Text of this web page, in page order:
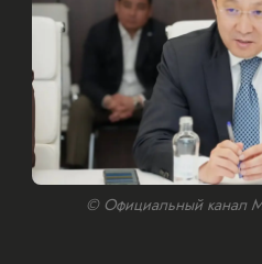
© Официальный канал